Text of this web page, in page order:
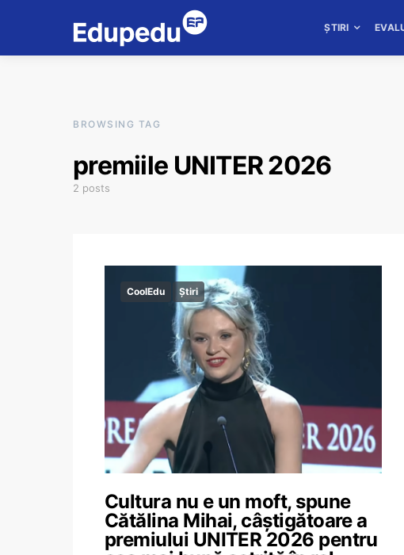
ȘTIRI
BROWSING TAG
premiile UNITER 2026
2 posts
CoolEdu Știri
Cultura nu e un moft, spune
Cătălina Mihai, câștigătoare a
premiului UNITER 2026 pentru